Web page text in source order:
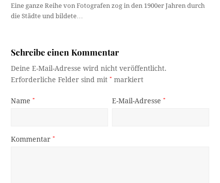
Eine ganze Reihe von Fotografen zog in den 1900er Jahren durch
die Städte und bildete…
Schreibe einen Kommentar
Deine E-Mail-Adresse wird nicht veröffentlicht.
Erforderliche Felder sind mit* markiert
Name* E-Mail-Adresse*
Kommentar*